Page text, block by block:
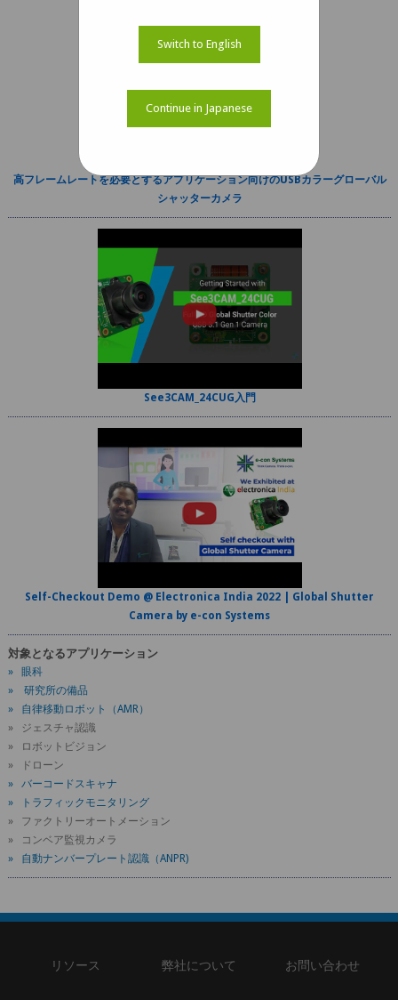
高フレームレートを必要とするアプリケーション向けのUSBカラーグローバル
シャッターカメラ
See3CAM_24CUG入門
Self-Checkout Demo @ Electronica India 2022 | Global Shutter
Camera by e-con Systems
対象となるアプリケーション
» 眼科
» 研究所の備品
» 自律移動ロボット（AMR）
» ジェスチャ認識
» ロボットビジョン
» ドローン
» バーコードスキャナ
» トラフィックモニタリング
» ファクトリーオートメーション
» コンベア監視カメラ
» 自動ナンバープレート認識（ANPR)
リソース 弊社について お問い合わせ
Switch to English
Continue in Japanese